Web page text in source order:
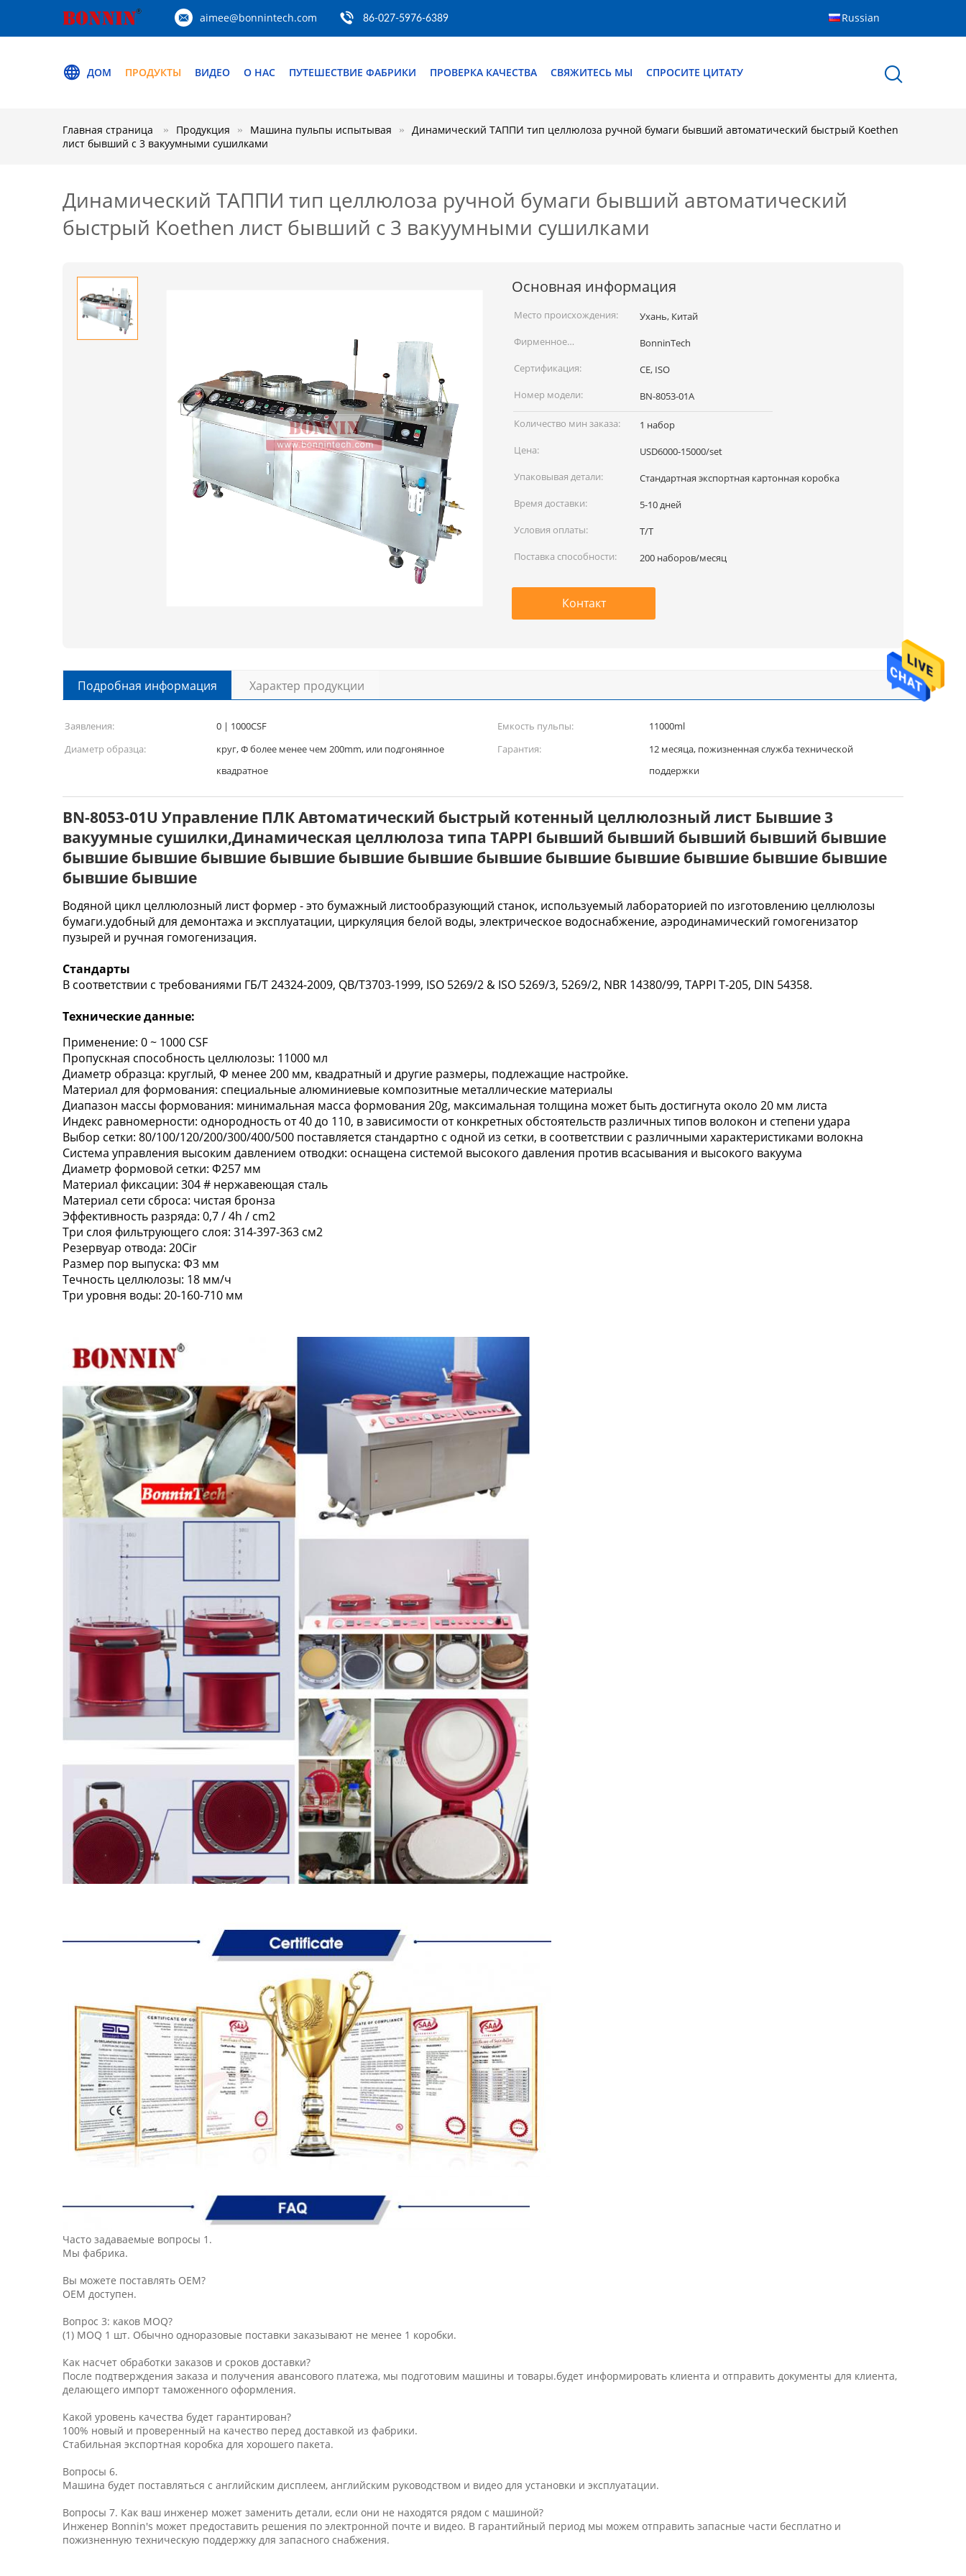
aimee@bonnintech.com 86-027-5976-6389 Russian
ДОМ ПРОДУКТЫ ВИДЕО О НАС ПУТЕШЕСТВИЕ ФАБРИКИ ПРОВЕРКА КАЧЕСТВА СВЯЖИТЕСЬ МЫ СПРОСИТЕ ЦИТАТУ
Главная страница Продукция Машина пульпы испытывая
Динамический ТАППИ тип целлюлоза ручной бумаги бывший автоматический быстрый Koethen
лист бывший с 3 вакуумными сушилками
Динамический ТАППИ тип целлюлоза ручной бумаги бывший автоматический
быстрый Koethen лист бывший с 3 вакуумными сушилками
Основная информация
Место происхождения:
Ухань, Китай
Фирменное
наименование:
BonninTech
Сертификация:
CE, ISO
Номер модели:
BN-8053-01A
Количество мин заказа:
1 набор
Цена:
USD6000-15000/set
Упаковывая детали:
Стандартная экспортная картонная коробка
Время доставки:
5-10 дней
Условия оплаты:
T/T
Поставка способности:
200 наборов/месяц
Контакт
Подробная информация Характер продукции
Заявления: 0 | 1000CSF Емкость пульпы:
11000ml
Диаметр образца:
круг, Φ более менее чем 200mm, или подгонянное
квадратное
Гарантия:
12 месяца, пожизненная служба технической
поддержки
BN-8053-01U Управление ПЛК Автоматический быстрый котенный целлюлозный лист Бывшие 3
вакуумные сушилки,Динамическая целлюлоза типа TAPPI бывший бывший бывший бывший бывшие
бывшие бывшие бывшие бывшие бывшие бывшие бывшие бывшие бывшие бывшие бывшие бывшие
бывшие бывшие
Водяной цикл целлюлозный лист формер - это бумажный листообразующий станок, используемый лабораторией по изготовлению целлюлозы
бумаги.удобный для демонтажа и эксплуатации, циркуляция белой воды, электрическое водоснабжение, аэродинамический гомогенизатор
пузырей и ручная гомогенизация.
Стандарты
В соответствии с требованиями ГБ/Т 24324-2009, QB/T3703-1999, ISO 5269/2 & ISO 5269/3, 5269/2, NBR 14380/99, TAPPI T-205, DIN 54358.
Технические данные:
Применение: 0 ~ 1000 CSF
Пропускная способность целлюлозы: 11000 мл
Диаметр образца: круглый, Φ менее 200 мм, квадратный и другие размеры, подлежащие настройке.
Материал для формования: специальные алюминиевые композитные металлические материалы
Диапазон массы формования: минимальная масса формования 20g, максимальная толщина может быть достигнута около 20 мм листа
Индекс равномерности: однородность от 40 до 110, в зависимости от конкретных обстоятельств различных типов волокон и степени удара
Выбор сетки: 80/100/120/200/300/400/500 поставляется стандартно с одной из сетки, в соответствии с различными характеристиками волокна
Система управления высоким давлением отводки: оснащена системой высокого давления против всасывания и высокого вакуума
Диаметр формовой сетки: Φ257 мм
Материал фиксации: 304 # нержавеющая сталь
Материал сети сброса: чистая бронза
Эффективность разряда: 0,7 / 4h / cm2
Три слоя фильтрующего слоя: 314-397-363 см2
Резервуар отвода: 20Cir
Размер пор выпуска: Φ3 мм
Течность целлюлозы: 18 мм/ч
Три уровня воды: 20-160-710 мм
Часто задаваемые вопросы 1.
Мы фабрика.
Вы можете поставлять OEM?
OEM доступен.
Вопрос 3: каков MOQ?
(1) MOQ 1 шт. Обычно одноразовые поставки заказывают не менее 1 коробки.
Как насчет обработки заказов и сроков доставки?
После подтверждения заказа и получения авансового платежа, мы подготовим машины и товары.будет информировать клиента и отправить документы для клиента,
делающего импорт таможенного оформления.
Какой уровень качества будет гарантирован?
100% новый и проверенный на качество перед доставкой из фабрики.
Стабильная экспортная коробка для хорошего пакета.
Вопросы 6.
Машина будет поставляться с английским дисплеем, английским руководством и видео для установки и эксплуатации.
Вопросы 7. Как ваш инженер может заменить детали, если они не находятся рядом с машиной?
Инженер Bonnin's может предоставить решения по электронной почте и видео. В гарантийный период мы можем отправить запасные части бесплатно и
пожизненную техническую поддержку для запасного снабжения.